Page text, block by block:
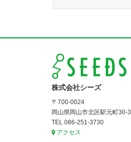
株式会社シーズ
〒700-0024
岡山県岡山市北区駅元町30-3
TEL 086-251-3730
アクセス